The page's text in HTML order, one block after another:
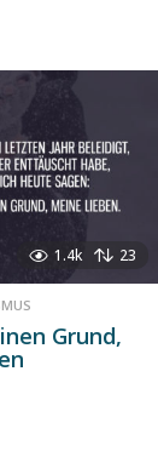
1.4k 23
Grund,